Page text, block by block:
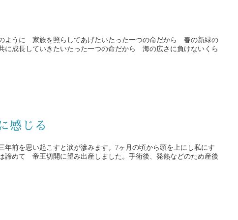
ように 家族を照らしてあげたいたった一つの命だから 春の新緑の
成長していきたいたった一つの命だから 海の広さに負けないくら
感じる
年前を思い起こすと涙が滲みます。7ヶ月の頃から頭を上にし私にす
諦めて 帝王切開に望み出産しました。手術後、発熱などのため産後